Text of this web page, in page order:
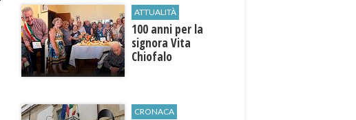
ATTUALITÀ
100 anni per la
signora Vita
Chiofalo
CRONACA